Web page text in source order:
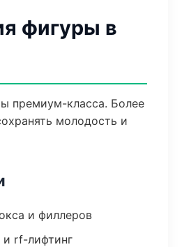
фигуры в
премиум-класса. Более
молодость и
и филлеров
и rf-лифтинг